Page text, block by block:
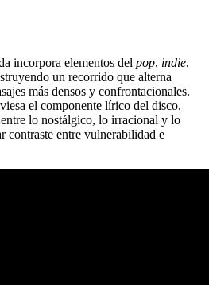
incorpora elementos del pop, indie,
un recorrido que alterna
más densos y confrontacionales.
el componente lírico del disco,
lo nostálgico, lo irracional y lo
contraste entre vulnerabilidad e